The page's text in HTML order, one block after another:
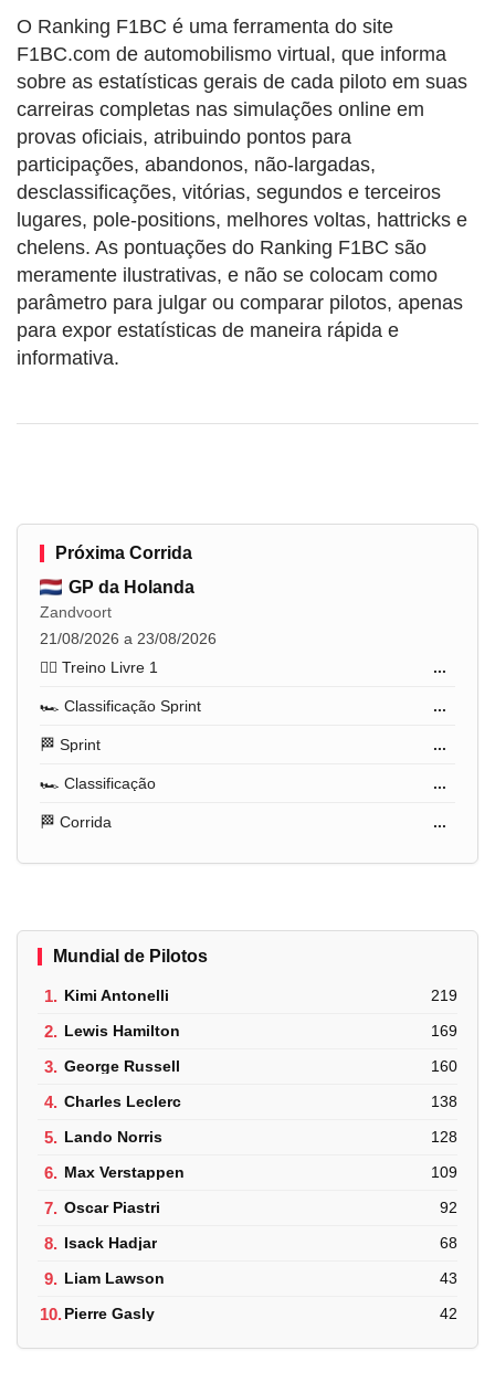
O Ranking F1BC é uma ferramenta do site
F1BC.com de automobilismo virtual, que informa
sobre as estatísticas gerais de cada piloto em suas
carreiras completas nas simulações online em
provas oficiais, atribuindo pontos para
participações, abandonos, não-largadas,
desclassificações, vitórias, segundos e terceiros
lugares, pole-positions, melhores voltas, hattricks e
chelens. As pontuações do Ranking F1BC são
meramente ilustrativas, e não se colocam como
parâmetro para julgar ou comparar pilotos, apenas
para expor estatísticas de maneira rápida e
informativa.
Próxima Corrida
GP da Holanda
Zandvoort
21/08/2026 a 23/08/2026
🏋️‍♂️ Treino Livre 1
...
🏎️ Classificação Sprint ...
🏁 Sprint ...
🏎️ Classificação ...
🏁 Corrida ...
Mundial de Pilotos
1. Kimi Antonelli 219
2. Lewis Hamilton 169
3. George Russell 160
4. Charles Leclerc 138
5. Lando Norris 128
6. Max Verstappen 109
7. Oscar Piastri 92
8. Isack Hadjar 68
9. Liam Lawson 43
10.Pierre Gasly 42